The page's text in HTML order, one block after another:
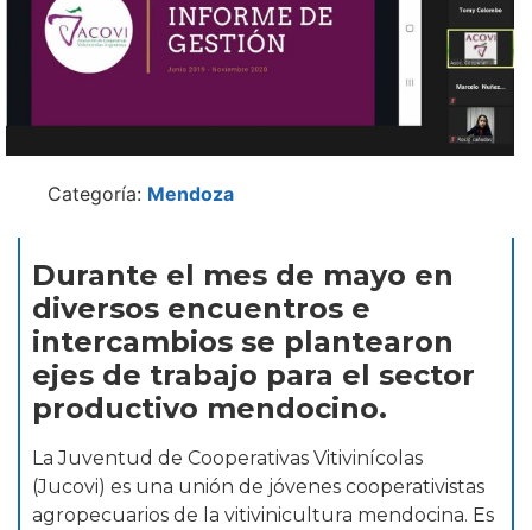
Categoría: Mendoza
Durante el mes de mayo en
diversos encuentros e
intercambios se plantearon
ejes de trabajo para el sector
productivo mendocino.
La Juventud de Cooperativas Vitivinícolas
(Jucovi) es una unión de jóvenes cooperativistas
agropecuarios de la vitivinicultura mendocina. Es